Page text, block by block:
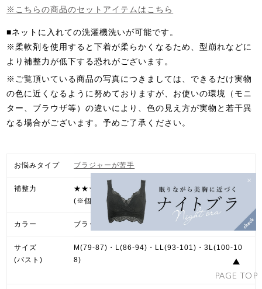
※こちらの商品のセットアイテムはこちら
■ネットに入れての洗濯機洗いが可能です。
※柔軟剤を使用すると下着が柔らかくなるため、型崩れなどに
より補整力が低下する恐れがございます。
※ご覧頂いている商品の写真につきましては、できるだけ実物
の色に近くなるように努めておりますが、お使いの環境（モニ
ター、ブラウザ等）の違いにより、色の見え方が実物と若干異
なる場合がございます。予めご了承ください。
お悩みタイプ ブラジャーが苦手
補整力
★★★☆☆
(※個人差がございます。)
カラー ブラック・ヌーディピンク
サイズ
(バスト)
M(79-87)・L(86-94)・LL(93-101)・3L(100-10
8)
PAGE TOP